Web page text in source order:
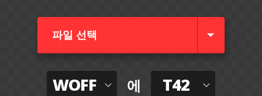
파일 선택
WOFF 에 T42